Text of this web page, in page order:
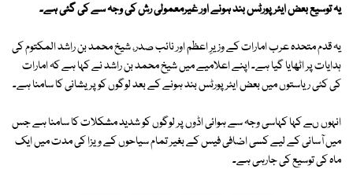
یہ توسیع بعض ایئرپورٹس بند ہونے اور غیرمعمولی رش کی وجہ سے کی گئی ہے۔
یہ قدم متحدہ عرب امارات کے وزیرِ اعظم اور نائب صدر، شیخ محمد بن راشد المکتوم کی
ہدایات پر اٹھایا گیا ہے۔ اپنے اعلامیے میں شیخ محمد بن راشد نے کہا ہے کہ امارات
کی کئی ریاستوں میں بعض ایئرپورٹس بند ہونے کے بعد لوگوں کو پریشانی کا سامنا ہے۔
انہوں ںے کہا کہاسی وجہ سے ہوائی اڈوں پر لوگوں کو شدید مشکلات کا سامنا ہے جس
میں آسانی کے لیے کسی اضافی فیس کے بغیر تمام سیاحوں کے ویزا کی مدت میں ایک
ماہ کی توسیع کی جارہی ہے۔